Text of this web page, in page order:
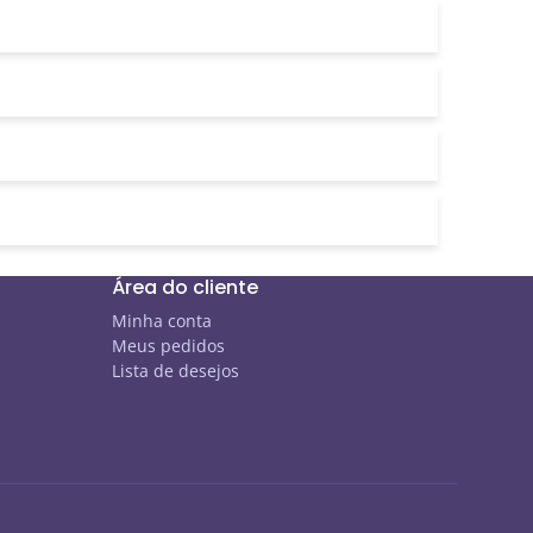
Área do cliente
Minha conta
Meus pedidos
Lista de desejos